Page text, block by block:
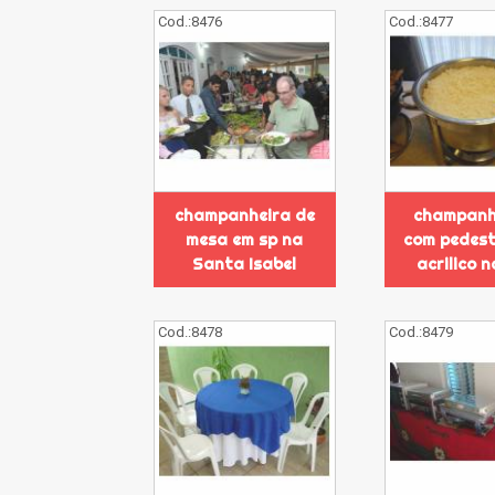
Cod.:8476
champanheira de
mesa em sp na
Santa Isabel
Cod.:8477
com
acrilico
Cod.:8478 Cod.:8479